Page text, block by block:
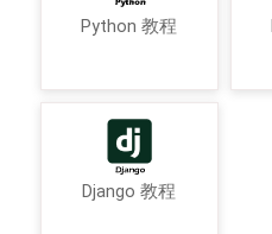
Python 教程
Django 教程